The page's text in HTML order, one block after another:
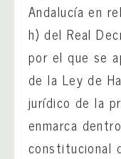
Andalucía en
h) del Real
por el que se
de la Ley de
jurídico de la
enmarca
constitucional